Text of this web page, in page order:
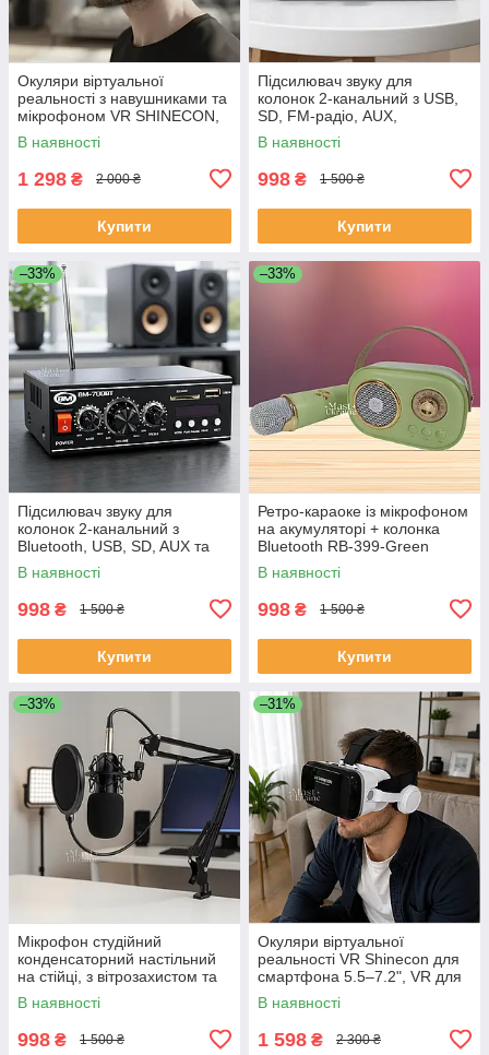
Окуляри віртуальної
реальності з навушниками та
мікрофоном VR SHINECON,
для ігор та відео 360°, JBV-
12-Black
В наявності
1 298 ₴ 2 000 ₴
Купити
Підсилювач звуку для
колонок 2-канальний з USB,
SD, FM-радіо, AUX,
портативний
стереопідсилювач для
В наявності
998 ₴ 1 500 ₴
Купити
–33%
Підсилювач звуку для
колонок 2-канальний з
Bluetooth, USB, SD, AUX та
FM-радіо, портативний
стереопідсилювач для
В наявності
998 ₴ 1 500 ₴
Купити
–33%
Ретро-караоке із мікрофоном
на акумуляторі + колонка
Bluetooth RB-399-Green
В наявності
998 ₴ 1 500 ₴
Купити
–33%
Мікрофон студійний
конденсаторний настільний
на стійці, з вітрозахистом та
поп-фільтром для запису
голосу, M-800U
В наявності
998 ₴ 1 500 ₴
–31%
Окуляри віртуальної
реальності VR Shinecon для
смартфона 5.5–7.2", VR для
ігор і відео з навушниками,
JBV-15-White
В наявності
1 598 ₴ 2 300 ₴